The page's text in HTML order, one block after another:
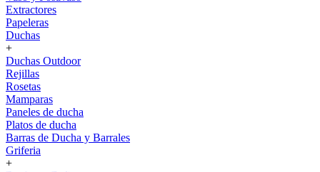
Extractores
Papeleras
Duchas
+
Duchas Outdoor
Rejillas
Rosetas
Mamparas
Paneles de ducha
Platos de ducha
Barras de Ducha y Barrales
Griferia
+